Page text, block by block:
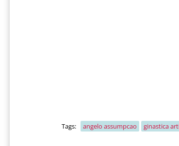
Tags: angelo assumpcao ginastica